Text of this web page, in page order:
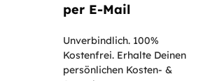
per E-Mail
Unverbindlich. 100%
Kostenfrei. Erhalte Deinen
persönlichen Kosten- &